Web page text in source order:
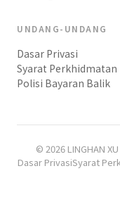
UNDANG-UNDANG
Dasar Privasi
Syarat Perkhidmatan
Polisi Bayaran Balik
© 2026 LINGHAN
Dasar PrivasiSyarat